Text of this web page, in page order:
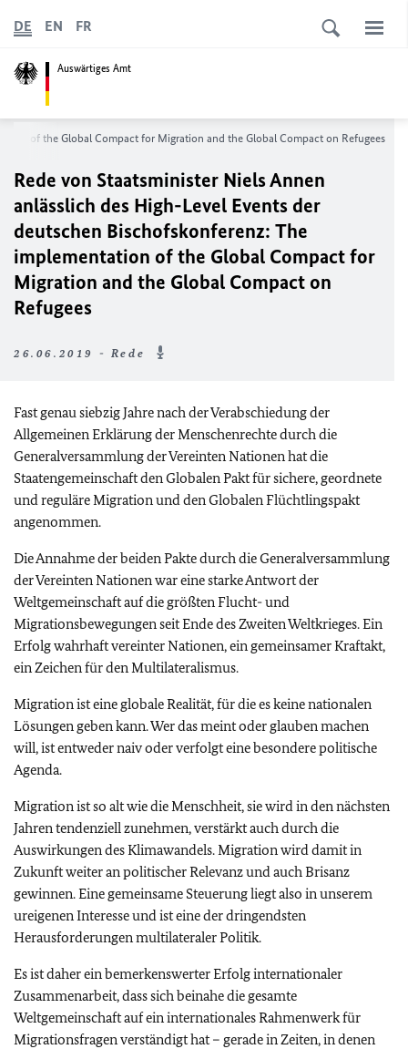
Auswärtiges Amt
DE EN FR
of the Global Compact for Migration and the Global Compact on Refugees
Rede von Staatsminister Niels Annen
anlässlich des High-Level Events der
deutschen Bischofskonferenz: The
implementation of the Global Compact for
Migration and the Global Compact on
Refugees
26.06.2019 - Rede
Fast genau siebzig Jahre nach der Verabschiedung der
Allgemeinen Erklärung der Menschenrechte durch die
Generalversammlung der Vereinten Nationen hat die
Staatengemeinschaft den Globalen Pakt für sichere, geordnete
und reguläre Migration und den Globalen Flüchtlingspakt
angenommen.
Die Annahme der beiden Pakte durch die Generalversammlung
der Vereinten Nationen war eine starke Antwort der
Weltgemeinschaft auf die größten Flucht- und
Migrationsbewegungen seit Ende des Zweiten Weltkrieges. Ein
Erfolg wahrhaft vereinter Nationen, ein gemeinsamer Kraftakt,
ein Zeichen für den Multilateralismus.
Migration ist eine globale Realität, für die es keine nationalen
Lösungen geben kann. Wer das meint oder glauben machen
will, ist entweder naiv oder verfolgt eine besondere politische
Agenda.
Migration ist so alt wie die Menschheit, sie wird in den nächsten
Jahren tendenziell zunehmen, verstärkt auch durch die
Auswirkungen des Klimawandels. Migration wird damit in
Zukunft weiter an politischer Relevanz und auch Brisanz
gewinnen. Eine gemeinsame Steuerung liegt also in unserem
ureigenen Interesse und ist eine der dringendsten
Herausforderungen multilateraler Politik.
Es ist daher ein bemerkenswerter Erfolg internationaler
Zusammenarbeit, dass sich beinahe die gesamte
Weltgemeinschaft auf ein internationales Rahmenwerk für
Migrationsfragen verständigt hat – gerade in Zeiten, in denen